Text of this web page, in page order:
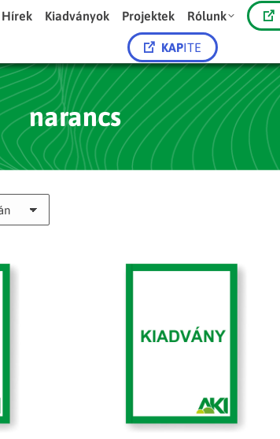
Hírek Kiadványok Projektek Rólunk
KAPITE
narancs